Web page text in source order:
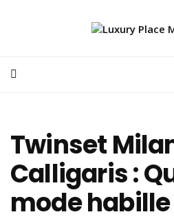
Twinset
Calligaris :
mode